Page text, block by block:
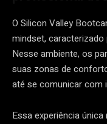
O Silicon Valley
mindset,
Nesse ambiente, os
suas zonas de
até se comunicar com
Essa experiência